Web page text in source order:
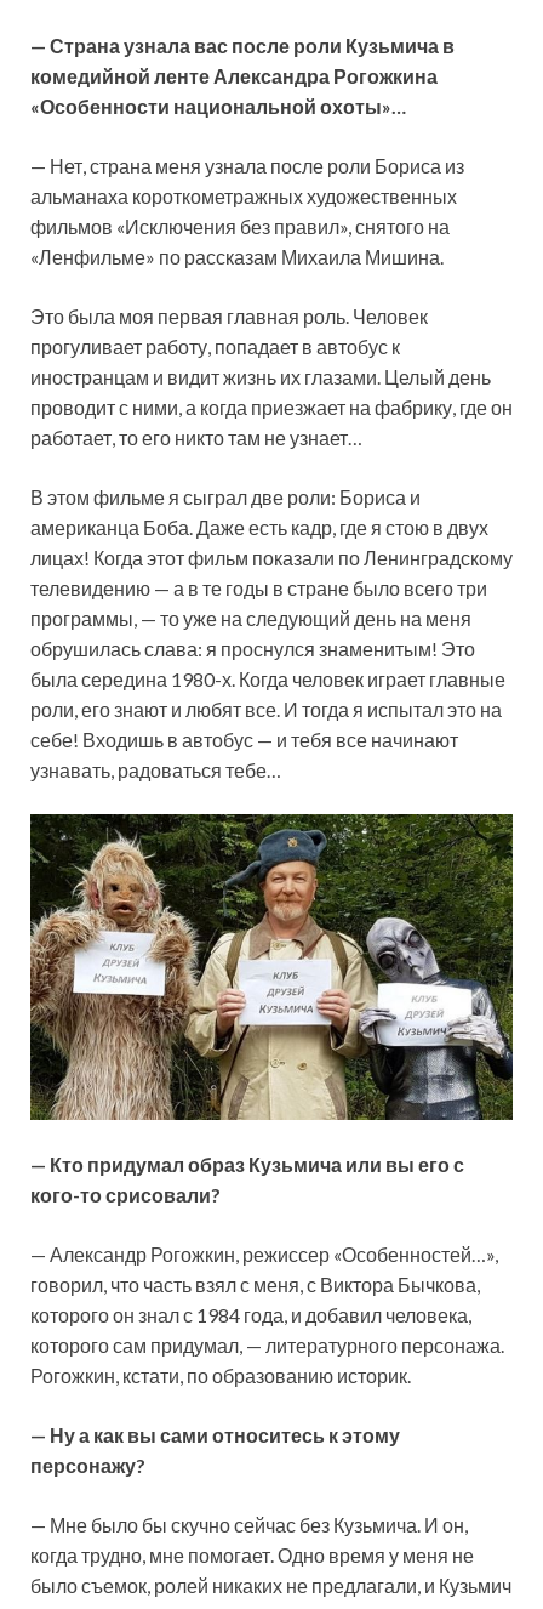
— Страна узнала вас после роли Кузьмича в
комедийной ленте Александра Рогожкина
«Особенности национальной охоты»…
— Нет, страна меня узнала после роли Бориса из
альманаха короткометражных художественных
фильмов «Исключения без правил», снятого на
«Ленфильме» по рассказам Михаила Мишина.
Это была моя первая главная роль. Человек
прогуливает работу, попадает в автобус к
иностранцам и видит жизнь их глазами. Целый день
проводит с ними, а когда приезжает на фабрику, где он
работает, то его никто там не узнает…
В этом фильме я сыграл две роли: Бориса и
американца Боба. Даже есть кадр, где я стою в двух
лицах! Когда этот фильм показали по Ленинградскому
телевидению — а в те годы в стране было всего три
программы, — то уже на следующий день на меня
обрушилась слава: я проснулся знаменитым! Это
была середина 1980-х. Когда человек играет главные
роли, его знают и любят все. И тогда я испытал это на
себе! Входишь в автобус — и тебя все начинают
узнавать, радоваться тебе…
— Кто придумал образ Кузьмича или вы его с
кого-то срисовали?
— Александр Рогожкин, режиссер «Особенностей…»,
говорил, что часть взял с меня, с Виктора Бычкова,
которого он знал с 1984 года, и добавил человека,
которого сам придумал, — литературного персонажа.
Рогожкин, кстати, по образованию историк.
— Ну а как вы сами относитесь к этому
персонажу?
— Мне было бы скучно сейчас без Кузьмича. И он,
когда трудно, мне помогает. Одно время у меня не
было съемок, ролей никаких не предлагали, и Кузьмич